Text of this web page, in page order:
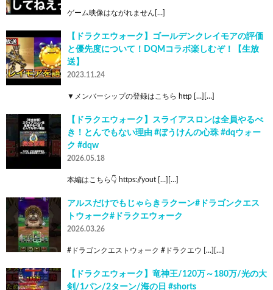
ゲーム映像はながれません[…]
【ドラクエウォーク】ゴールデンクレイモアの評価
と優先度について！DQMコラボ楽しむぞ！【生放
送】
2023.11.24
▼メンバーシップの登録はこちら http […][…]
【ドラクエウォーク】スライアスロンは全員やるべ
き！とんでもない理由 #ぼうけんの心珠 #dqウォー
ク #dqw
2026.05.18
本編はこちら👇 https://yout […][…]
アルスだけでもじゃらきラクーン#ドラゴンクエス
トウォーク#ドラクエウォーク
2026.03.26
#ドラゴンクエストウォーク #ドラクエウ […][…]
【ドラクエウォーク】竜神王/120万～180万/光の大
剣/1パン/2ターン/海の日 #shorts